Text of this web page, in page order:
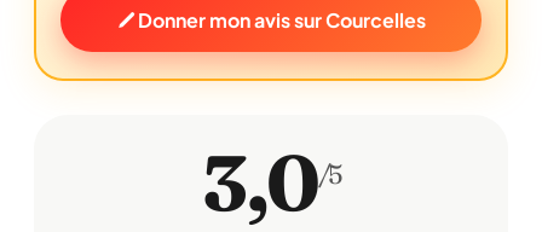
Donner mon avis sur Courcelles
3,0/5